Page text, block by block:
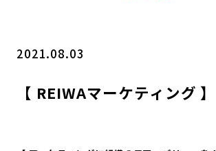
2021.08.03
【 REIWAマーケティング 】